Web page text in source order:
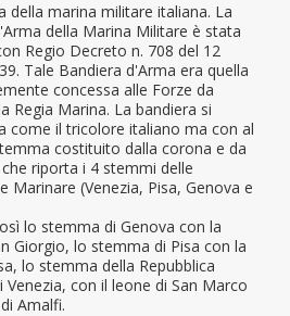
della marina militare italiana. La
della Marina Militare è stata
Regio Decreto n. 708 del 12
Tale Bandiera d'Arma era quella
concessa alle Forze da
Regia Marina. La bandiera si
come il tricolore italiano ma con al
costituito dalla corona e da
riporta i 4 stemmi delle
Marinare (Venezia, Pisa, Genova e
lo stemma di Genova con la
Giorgio, lo stemma di Pisa con la
lo stemma della Repubblica
Venezia, con il leone di San Marco
Amalfi.